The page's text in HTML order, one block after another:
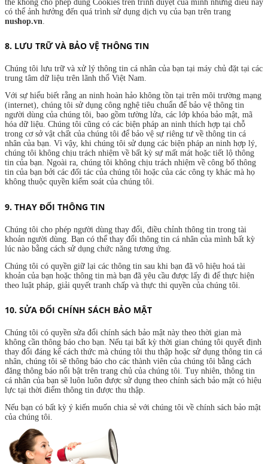
thể không cho phép dùng Cookies trên trình duyệt của mình nhưng điều này
có thể ảnh hưởng đến quá trình sử dụng dịch vụ của bạn trên trang
nushop.vn.
8. LƯU TRỮ VÀ BẢO VỆ THÔNG TIN
Chúng tôi lưu trữ và xử lý thông tin cá nhân của bạn tại máy chủ đặt tại các
trung tâm dữ liệu trên lãnh thổ Việt Nam.
Với sự hiểu biết rằng an ninh hoàn hảo không tồn tại trên môi trường mạng
(internet), chúng tôi sử dụng công nghệ tiêu chuẩn để bảo vệ thông tin
người dùng của chúng tôi, bao gồm tường lửa, các lớp khóa bảo mật, mã
hóa dữ liệu. Chúng tôi cũng có các biện pháp an ninh thích hợp tại chỗ
trong cơ sở vật chất của chúng tôi để bảo vệ sự riêng tư về thông tin cá
nhân của bạn. Vì vậy, khi chúng tôi sử dụng các biện pháp an ninh hợp lý,
chúng tôi không chịu trách nhiệm về bất kỳ sự mất mát hoặc tiết lộ thông
tin của bạn. Ngoài ra, chúng tôi không chịu trách nhiệm về công bố thông
tin của bạn bởi các đối tác của chúng tôi hoặc của các công ty khác mà họ
không thuộc quyền kiểm soát của chúng tôi.
9. THAY ĐỔI THÔNG TIN
Chúng tôi cho phép người dùng thay đổi, điều chỉnh thông tin trong tài
khoản người dùng. Bạn có thể thay đổi thông tin cá nhân của mình bất kỳ
lúc nào bằng cách sử dụng chức năng tương ứng.
Chúng tôi có quyền giữ lại các thông tin sau khi bạn đã vô hiệu hoá tài
khoản của bạn hoặc thông tin mà bạn đã yêu cầu được lấy đi để thực hiện
theo luật pháp, giải quyết tranh chấp và thực thi quyền của chúng tôi.
10. SỬA ĐỔI CHÍNH SÁCH BẢO MẬT
Chúng tôi có quyền sửa đổi chính sách bảo mật này theo thời gian mà
không cần thông báo cho bạn. Nếu tại bất kỳ thời gian chúng tôi quyết định
thay đổi đáng kể cách thức mà chúng tôi thu thập hoặc sử dụng thông tin cá
nhân, chúng tôi sẽ thông báo cho các thành viên của chúng tôi bằng cách
đăng thông báo nổi bật trên trang chủ của chúng tôi. Tuy nhiên, thông tin
cá nhân của bạn sẽ luôn luôn được sử dụng theo chính sách bảo mật có hiệu
lực tại thời điểm thông tin được thu thập.
Nếu bạn có bất kỳ ý kiến muốn chia sẻ với chúng tôi về chính sách bảo mật
của chúng tôi.